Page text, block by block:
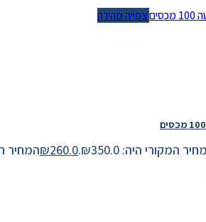
צפייה מהירה
המקורי היה: ₪350.0. ₪260.0 המחיר